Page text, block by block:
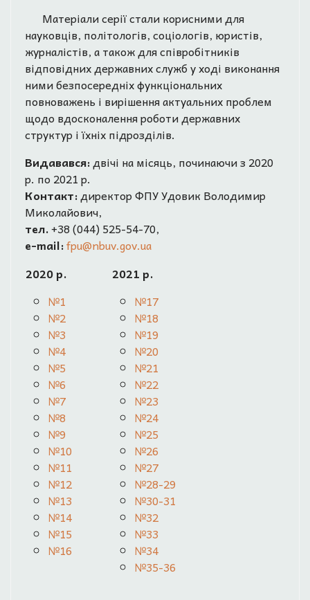
Матеріали серії стали корисними для
науковців, політологів, соціологів, юристів,
журналістів, а також для співробітників
відповідних державних служб у ході виконання
ними безпосередніх функціональних
повноважень і вирішення актуальних проблем
щодо вдосконалення роботи державних
структур і їхніх підрозділів.
Видавався:двічі на місяць, починаючи з 2020
р. по 2021 р.
Контакт:директор ФПУ Удовик Володимир
Миколайович,
тел.+38 (044) 525-54-70,
e-mail:fpu@nbuv.gov.ua
2020 р.
№1
№2
№3
№4
№5
№6
№7
№8
№9
№10
№11
№12
№13
№14
№15
№16
2021 р.
№17
№18
№19
№20
№21
№22
№23
№24
№25
№26
№27
№28-29
№30-31
№32
№33
№34
№35-36